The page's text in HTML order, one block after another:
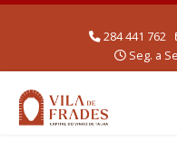
284 441 762
Seg. a